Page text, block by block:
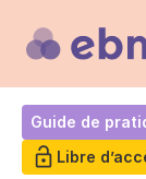
contenu
principal
Guide de
Libre